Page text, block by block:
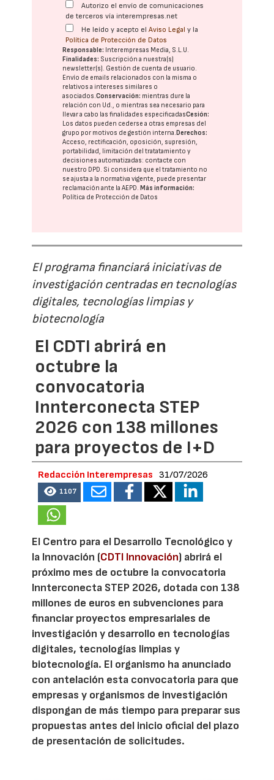
Autorizo el envío de comunicaciones
de terceros vía interempresas.net
He leído y acepto elAviso Legal y la
Política de Protección de Datos
Responsable: Interempresas Media, S.L.U.
Finalidades: Suscripción a nuestra(s)
newsletter(s). Gestión de cuenta de usuario.
Envío de emails relacionados con la misma o
relativos a intereses similares o
asociados.Conservación: mientras dure la
relación con Ud., o mientras sea necesario para
llevar a cabo las finalidades especificadasCesión:
Los datos pueden cederse a otras empresas del
grupo por motivos de gestión interna.Derechos:
Acceso, rectificación, oposición, supresión,
portabilidad, limitación del tratatamiento y
decisiones automatizadas: contacte con
nuestro DPD. Si considera que el tratamiento no
se ajusta a la normativa vigente, puede presentar
reclamación ante laAEPD.Más información:
Política de Protección de Datos
El programa financiará iniciativas de
investigación centradas en tecnologías
digitales, tecnologías limpias y
biotecnología
El CDTI abrirá en
octubre la
convocatoria
Innterconecta STEP
2026 con 138 millones
para proyectos de I+D
Redacción Interempresas 31/07/2026
1107
El Centro para el Desarrollo Tecnológico y
la Innovación (CDTI Innovación) abrirá el
próximo mes de octubre la convocatoria
Innterconecta STEP 2026, dotada con 138
millones de euros en subvenciones para
financiar proyectos empresariales de
investigación y desarrollo en tecnologías
digitales, tecnologías limpias y
biotecnología. El organismo ha anunciado
con antelación esta convocatoria para que
empresas y organismos de investigación
dispongan de más tiempo para preparar sus
propuestas antes del inicio oficial del plazo
de presentación de solicitudes.